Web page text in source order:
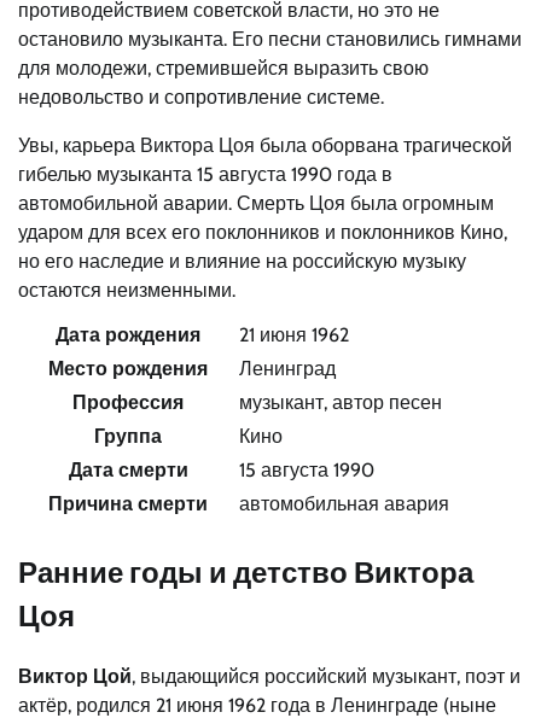
противодействием советской власти, но это не
остановило музыканта. Его песни становились гимнами
для молодежи, стремившейся выразить свою
недовольство и сопротивление системе.
Увы, карьера Виктора Цоя была оборвана трагической
гибелью музыканта 15 августа 1990 года в
автомобильной аварии. Смерть Цоя была огромным
ударом для всех его поклонников и поклонников Кино,
но его наследие и влияние на российскую музыку
остаются неизменными.
Дата рождения
21 июня 1962
Место рождения
Ленинград
Профессия
музыкант, автор песен
Группа
Кино
Дата смерти
15 августа 1990
Причина смерти
автомобильная авария
Ранние годы и детство Виктора
Цоя
Виктор Цой, выдающийся российский музыкант, поэт и
актёр, родился 21 июня 1962 года в Ленинграде (ныне